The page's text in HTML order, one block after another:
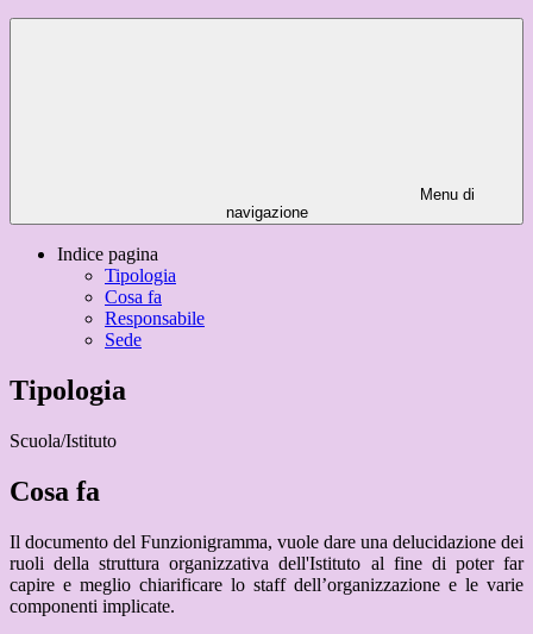
Menu di
navigazione
Indice pagina
Tipologia
Cosa fa
Responsabile
Sede
Tipologia
Scuola/Istituto
Cosa fa
Il documento del Funzionigramma, vuole dare una delucidazione dei
ruoli della struttura organizzativa dell'Istituto al fine di poter far
capire e meglio chiarificare lo staff dell’organizzazione e le varie
componenti implicate.